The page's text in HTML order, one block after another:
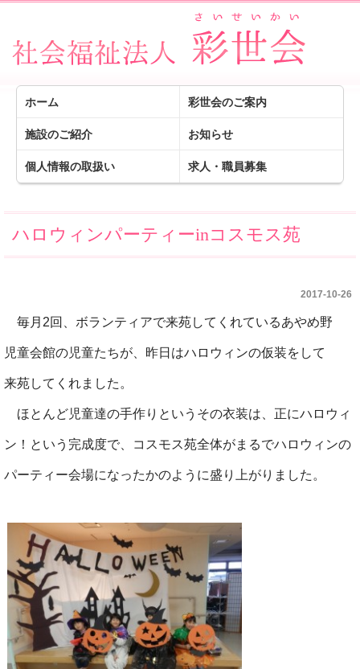
ホーム 彩世会のご案内
施設のご紹介 お知らせ
個人情報の取扱い 求人・職員募集
ハロウィンパーティーinコスモス苑
2017-10-26
毎月2回、ボランティアで来苑してくれているあやめ野
児童会館の児童たちが、昨日はハロウィンの仮装をして
来苑してくれました。
ほとんど児童達の手作りというその衣装は、正にハロウィ
ン！という完成度で、コスモス苑全体がまるでハロウィンの
パーティー会場になったかのように盛り上がりました。